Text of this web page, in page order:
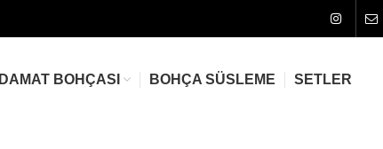
DAMAT BOHÇASI BOHÇA SÜSLEME SETLER